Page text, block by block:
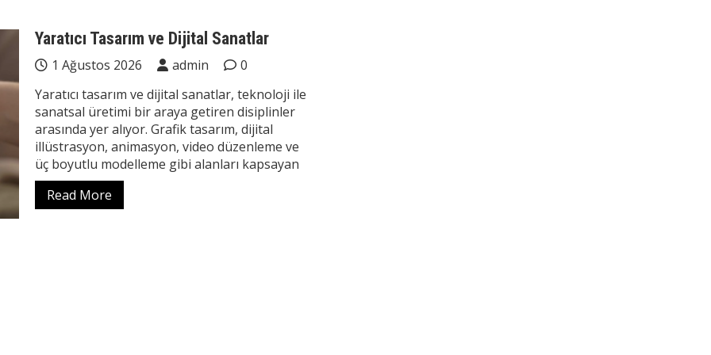
Yaratıcı Tasarım ve Dijital Sanatlar
1 Ağustos 2026 admin
0
Yaratıcı tasarım ve dijital sanatlar, teknoloji ile
sanatsal üretimi bir araya getiren disiplinler
arasında yer alıyor. Grafik tasarım, dijital
illüstrasyon, animasyon, video düzenleme ve
üç boyutlu modelleme gibi alanları kapsayan
Read More